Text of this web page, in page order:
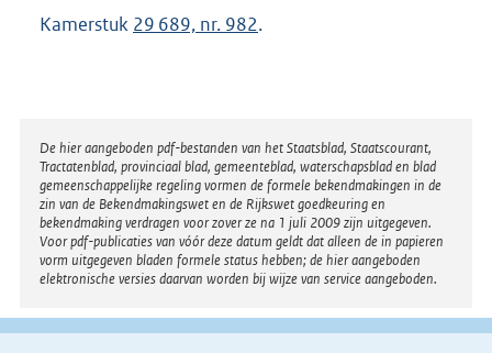
Kamerstuk 29 689, nr. 982.
Disclaimer
De hier aangeboden pdf-bestanden van het Staatsblad, Staatscourant,
Tractatenblad, provinciaal blad, gemeenteblad, waterschapsblad en blad
gemeenschappelijke regeling vormen de formele bekendmakingen in de
zin van de Bekendmakingswet en de Rijkswet goedkeuring en
bekendmaking verdragen voor zover ze na 1 juli 2009 zijn uitgegeven.
Voor pdf-publicaties van vóór deze datum geldt dat alleen de in papieren
vorm uitgegeven bladen formele status hebben; de hier aangeboden
elektronische versies daarvan worden bij wijze van service aangeboden.